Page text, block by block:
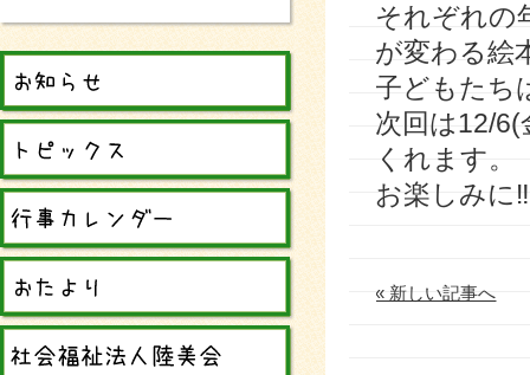
それぞれの
が変わる絵
子どもたち
次回は12/
くれます。
お楽しみに‼
« 新しい記事へ